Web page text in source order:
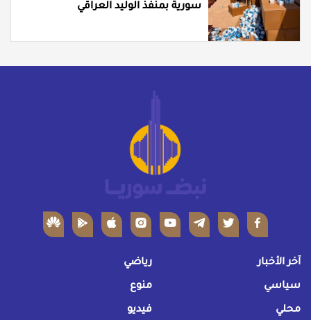
سورية بمنفذ الوليد العراقي
آخر الأخبار
سياسي
محلي
رياضي
منوع
فيديو